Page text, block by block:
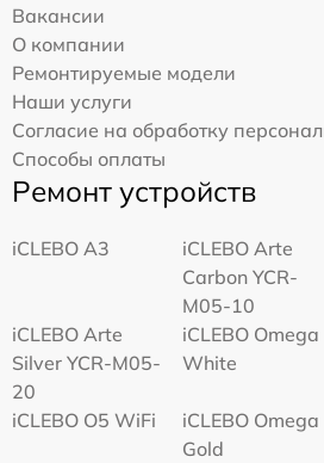
Вакансии
О компании
Ремонтируемые модели
Наши услуги
Согласие на обработку
Способы оплаты
Ремонт устройств
iCLEBO A3
iCLEBO Arte
Carbon YCR-
M05-10
iCLEBO Arte
Silver YCR-M05-
20
iCLEBO Omega
White
iCLEBO O5 WiFi
iCLEBO Omega
Gold